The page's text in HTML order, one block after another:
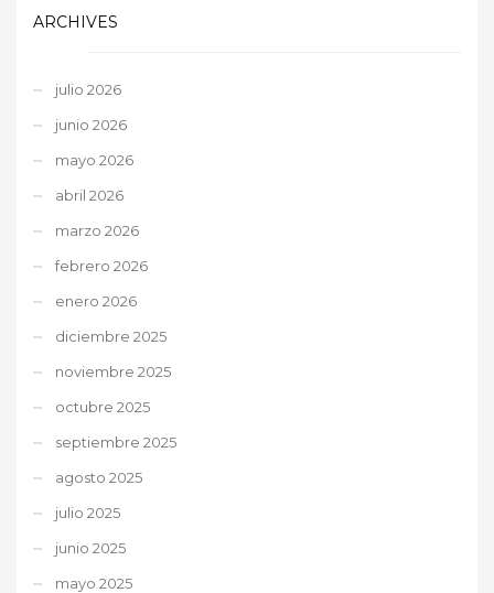
ARCHIVES
julio 2026
junio 2026
mayo 2026
abril 2026
marzo 2026
febrero 2026
enero 2026
diciembre 2025
noviembre 2025
octubre 2025
septiembre 2025
agosto 2025
julio 2025
junio 2025
mayo 2025